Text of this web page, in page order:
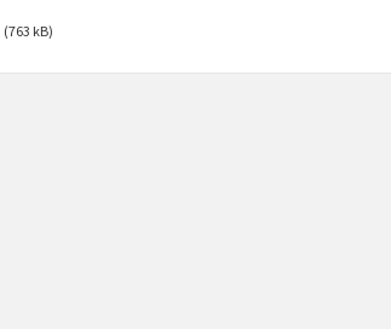
(763 kB)